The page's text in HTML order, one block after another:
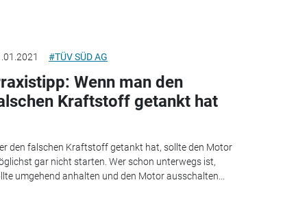
#TÜV SÜD AG
Wenn man den
Kraftstoff getankt hat
den falschen Kraftstoff getankt hat, sollte den Motor
gar nicht starten. Wer schon unterwegs ist,
umgehend anhalten und den Motor ausschalten...